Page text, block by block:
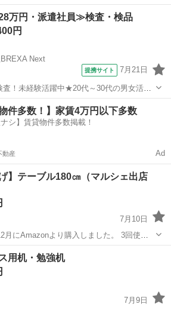
吉店にございま
吉駅 オフィス用家具 折りたたみ
万円・派遣社員≫検査・検品
円
Next
提携サイト 7月21日
査！未経験活躍中★20代～30代の男女活躍
旅費会社負担！マイカー通勤OK！無料駐
県菊池郡大津町》 人気の工場のお
立...
物件多数！】家賃4万円以下多数
ナシ】賃貸物件多数掲載！
動産 Ad
げ】テーブル180㎝（マルシェ出店
7月10日
月にAmazonより購入しました。 3回使用
いサイズを買い直したので出品します。
しっかりしています。 サイズは写真をご
ィス用家具 マルシェ
用机・勉強机
7月9日